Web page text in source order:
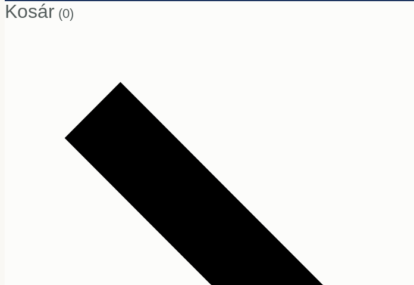
Kosár (0)